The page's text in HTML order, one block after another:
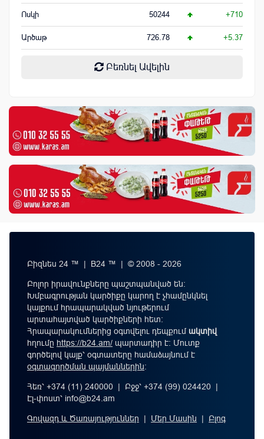
Ոսկի 50244 +710
Արծաթ 726.78 +5.37
Բեռնել Ավելին
Բիզնես 24 ™ | B24 ™ | © 2008 - 2026
Բոլոր իրավունքները պաշտպանված են:
Խմբագրության կարծիքը կարող է չհամընկնել
կայքում հրապարակված նյութերում
արտահայտված կարծիքների հետ:
Հրապարակումներից օգտվելու դեպքումակտիվ
հղումը https://b24.am/ պարտադիր է: Մուտք
գործելով կայք՝ օգտատերը համաձայնում է
օգտագործման պայմաններին։
Հեռ՝ +374 (11) 240000 | Բջջ՝ +374 (99) 024420 |
Էլ-փոստ՝ info@b24.am
Գովազդ և Ծառայություններ | Մեր Մասին | Բլոգ